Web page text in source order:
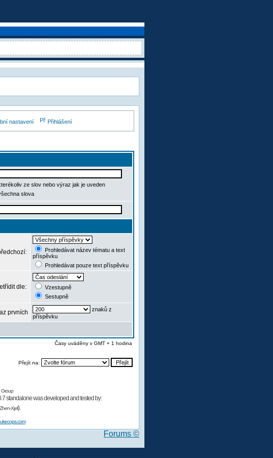
nastavení Přihlášení
ze slov nebo výraz jak je uveden
slova
Prohledávat název tématu a text
příspěvku
Prohledávat pouze text příspěvku
dle:
Vzestupně
Sestupně
prvních
znaků z
příspěvku
Časy uváděny v GMT + 1 hodina
Přejít na:
standalone was developed and tested by:
Zhen-Xjell).
Forums ©